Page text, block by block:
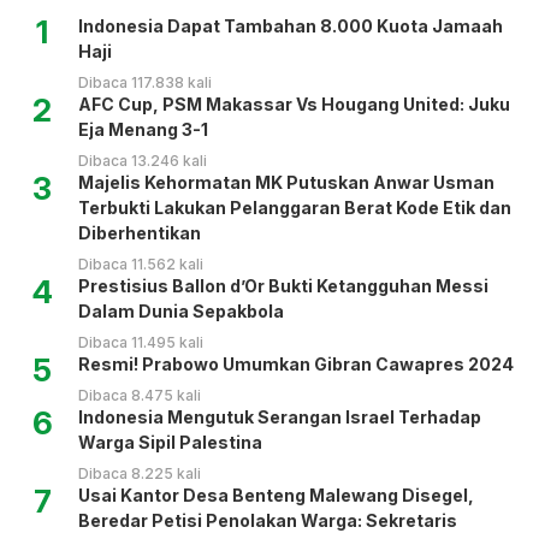
1
Indonesia Dapat Tambahan 8.000 Kuota Jamaah
Haji
Dibaca 117.838 kali
2
AFC Cup, PSM Makassar Vs Hougang United: Juku
Eja Menang 3-1
Dibaca 13.246 kali
3
Majelis Kehormatan MK Putuskan Anwar Usman
Terbukti Lakukan Pelanggaran Berat Kode Etik dan
Diberhentikan
Dibaca 11.562 kali
4
Prestisius Ballon d’Or Bukti Ketangguhan Messi
Dalam Dunia Sepakbola
Dibaca 11.495 kali
5 Resmi! Prabowo Umumkan Gibran Cawapres 2024
Dibaca 8.475 kali
6
Indonesia Mengutuk Serangan Israel Terhadap
Warga Sipil Palestina
Dibaca 8.225 kali
7
Usai Kantor Desa Benteng Malewang Disegel,
Beredar Petisi Penolakan Warga: Sekretaris